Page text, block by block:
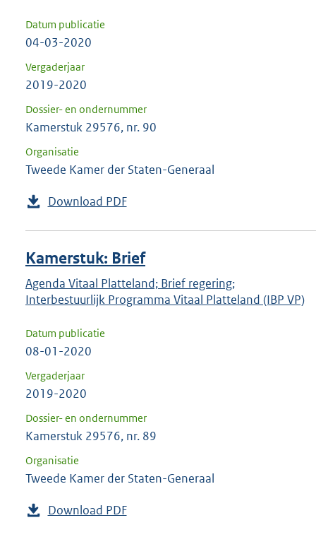
Datum publicatie
04-03-2020
Vergaderjaar
2019-2020
Dossier- en ondernummer
Kamerstuk 29576, nr. 90
Organisatie
Tweede Kamer der Staten-Generaal
Download PDF
Kamerstuk: Brief
Agenda Vitaal Platteland; Brief regering;
Interbestuurlijk Programma Vitaal Platteland (IBP VP)
Datum publicatie
08-01-2020
Vergaderjaar
2019-2020
Dossier- en ondernummer
Kamerstuk 29576, nr. 89
Organisatie
Tweede Kamer der Staten-Generaal
Download PDF